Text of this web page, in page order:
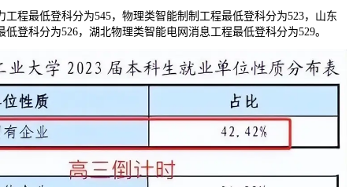
最低登科分为545，物理类智能制制工程最低登科分为523，山东
登科分为526，湖北物理类智能电网消息工程最低登科分为529。